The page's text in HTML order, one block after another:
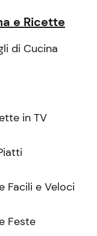
e Ricette
di Cucina
in TV
Facili e Veloci
Feste